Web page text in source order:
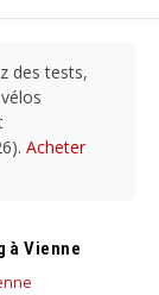
des tests,
Acheter
à Vienne